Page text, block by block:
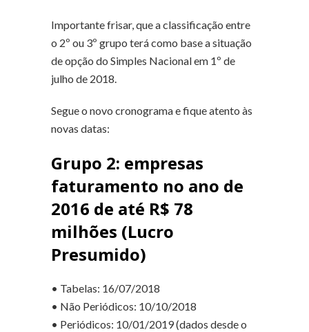
Importante frisar, que a classificação entre
o 2º ou 3º grupo terá como base a situação
de opção do Simples Nacional em 1º de
julho de 2018.
Segue o novo cronograma e fique atento às
novas datas:
Grupo 2: empresas
faturamento no ano de
2016 de até R$ 78
milhões (Lucro
Presumido)
• Tabelas: 16/07/2018
• Não Periódicos: 10/10/2018
• Periódicos: 10/01/2019 (dados desde o